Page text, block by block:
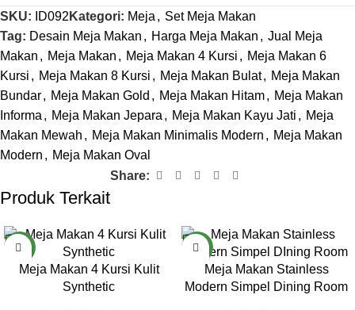
SKU:
ID092 Kategori: Meja , Set Meja Makan
Tag: Desain Meja Makan , Harga Meja Makan , Jual Meja
Makan , Meja Makan , Meja Makan 4 Kursi , Meja Makan 6
Kursi , Meja Makan 8 Kursi , Meja Makan Bulat, Meja Makan
Bundar, Meja Makan Gold , Meja Makan Hitam, Meja Makan
Informa , Meja Makan Jepara , Meja Makan Kayu Jati , Meja
Makan Mewah , Meja Makan Minimalis Modern , Meja Makan
Modern , Meja Makan Oval
Share:
Produk Terkait
NEW
Meja Makan 4 Kursi Kulit
Synthetic
NEW
Meja Makan Stainless
Modern Simpel Dining Room